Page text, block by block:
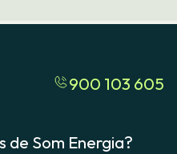
900 103 605
de Som Energia?